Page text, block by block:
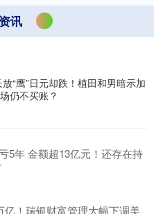
讯
“鹰”日元却跌！植田和男暗示加
仍不买账？
5年 金额超13亿元！还存在持
！瑞银财富管理大幅下调美